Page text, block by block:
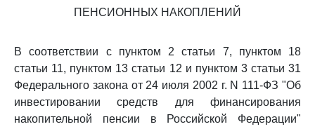
ПЕНСИОННЫХ НАКОПЛЕНИЙ
В соответствии с пунктом 2 статьи 7, пунктом 18
статьи 11, пунктом 13 статьи 12 и пунктом 3 статьи 31
Федерального закона от 24 июля 2002 г. N 111-ФЗ "Об
инвестировании средств для финансирования
накопительной пенсии в Российской Федерации"